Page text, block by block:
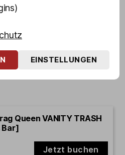
Queen VANITY TRASH
Bar]
Jetzt buchen
EINSTELLUNGEN